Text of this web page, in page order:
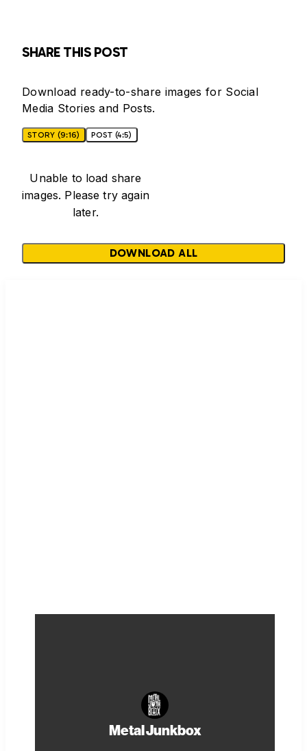
SHARE THIS POST
Download ready-to-share images for Social
Media Stories and Posts.
STORY (9:16) POST (4:5)
Unable to load share
images. Please try again
later.
DOWNLOAD ALL